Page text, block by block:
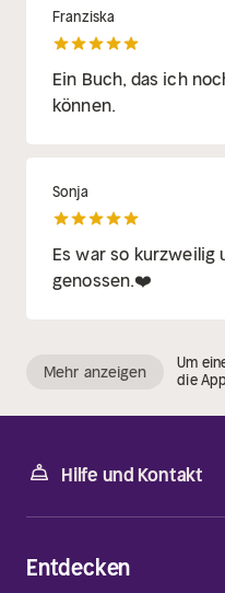
Franziska
Ein Buch, das ich
können.
Sonja
Es war so kurzweilig
genossen.❤️
Mehr anzeigen
Um
die
Hilfe und Kontakt
Entdecken